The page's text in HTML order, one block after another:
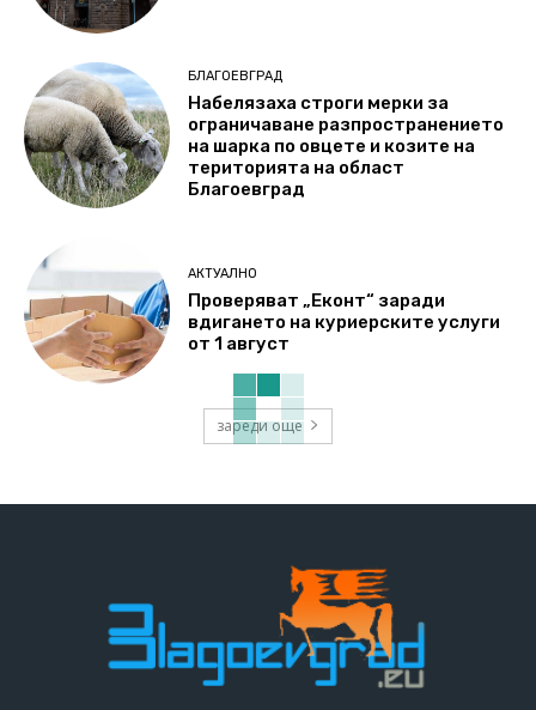
БЛАГОЕВГРАД
Набелязаха строги мерки за
ограничаване разпространението
на шарка по овцете и козите на
територията на област
Благоевград
АКТУАЛНО
Проверяват „Еконт“ заради
вдигането на куриерските услуги
от 1 август
зареди още